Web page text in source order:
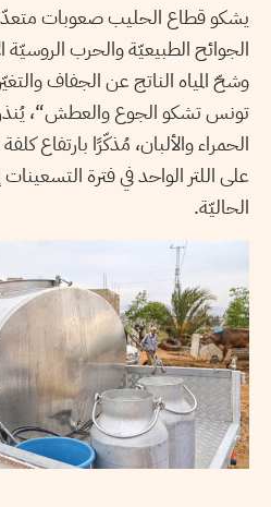
يشكو قطاع الحليب صعوبات
الجوائح الطبيعيّة والحرب الروسيّة
وشحّ المياه الناتج عن الجفاف
تونس تشكو الجوع والعطش“،
الحاليّة.